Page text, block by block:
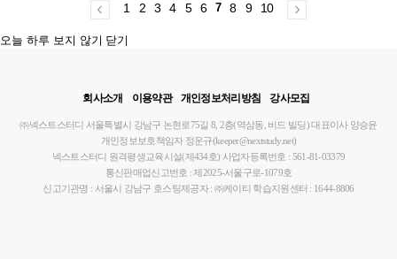
1 2 3 4 5 6 7 8 9 10
우측
오늘 하루 보지 않기 닫기
회사소개 이용약관 개인정보처리방침 강사모집
㈜넥스트스터디 서울특별시 강남구 논현로75길 8, 2층(역삼동, 비드 빌딩)대표이사 양승윤
개인정보보호책임자 정운규(keeper@nextstudy.net)
넥스트스터디 원격평생교육시설(제434호) 사업자등록번호 : 561-81-03379
통신판매업신고번호 : 제2025-서울구로-1079호
신고기관명 : 서울시 강남구 호스팅제공자 : ㈜케이티 학습지원센터 : 1644-8806